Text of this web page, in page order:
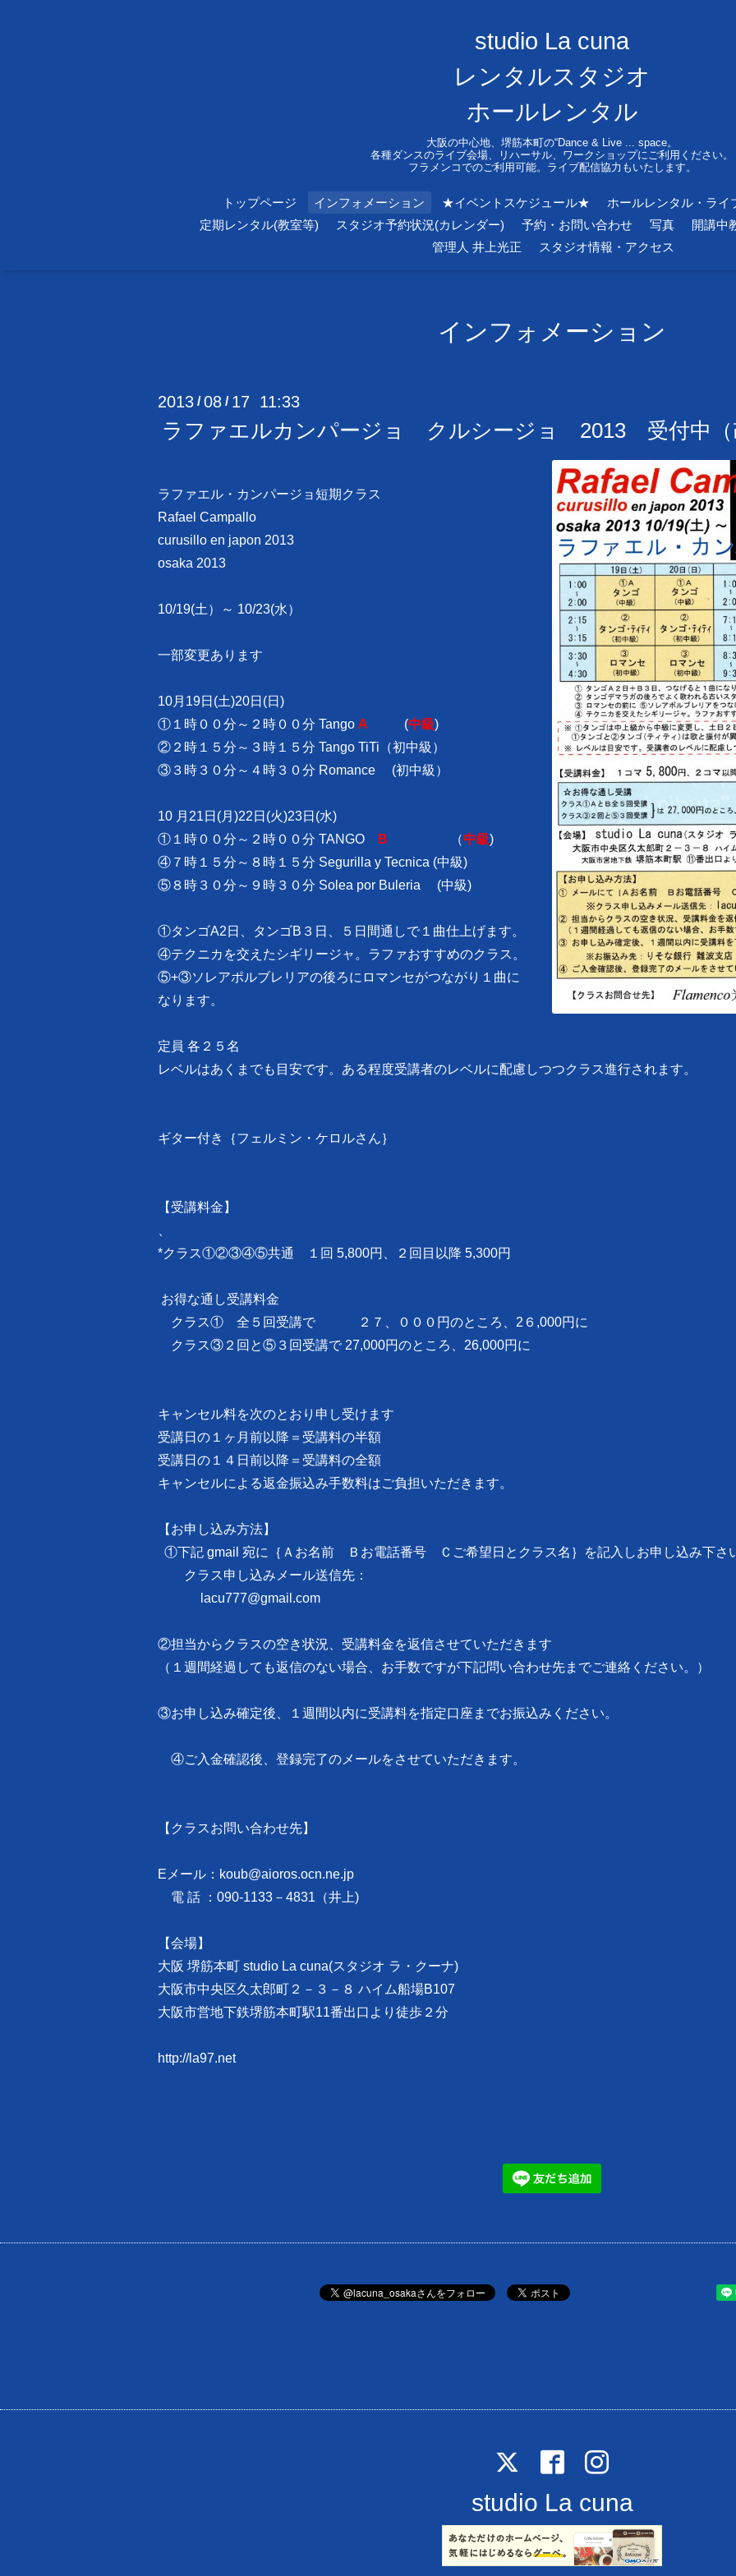
studio La cuna
レンタルスタジオ
ホールレンタル
大阪の中心地、堺筋本町の“Dance & Live ... space。
各種ダンスのライブ会場、リハーサル、ワークショップにご利用ください。
フラメンコでのご利用可能。ライブ配信協力もいたします。
トップページ インフォメーション ★イベントスケジュール★
ホールレンタル・ライ
定期レンタル(教室等)
スタジオ予約状況(カレンダー) 予約・お問い合わせ 写真
開講中
管理人 井上光正
スタジオ情報・アクセス
インフォメーション
2013 /08 / 17 11:33
ラファエルカンパージョ クルシージョ 2013 受付中（
ラファエル・カンパージョ短期クラス
Rafael Campallo
curusillo en japon 2013
osaka 2013
10/19(土）～ 10/23(水）
一部変更あります
10月19日(土)20日(日)
①１時００分～２時００分 Tango A (中級)
②２時１５分～３時１５分 Tango TiTi（初中級）
③３時３０分～４時３０分 Romance (初中級）
10 月21日(月)22日(火)23日(水)
①１時００分～２時００分 TANGO
B （中級)
④７時１５分～８時１５分 Segurilla y Tecnica (中級)
⑤８時３０分～９時３０分 Solea por Buleria (中級)
①タンゴA2日、タンゴB３日、５日間通しで１曲仕上げます。
④テクニカを交えたシギリージャ。ラファおすすめのクラス。
⑤+③ソレアポルブレリアの後ろにロマンセがつながり１曲に
なります。
定員 各２５名
レベルはあくまでも目安です。ある程度受講者のレベルに配慮しつつクラス進行されます。
ギター付き｛フェルミン・ケロルさん｝
【受講料金】
*クラス①②③④⑤共通 １回 5,800円、２回目以降 5,300円
お得な通し受講料金
クラス① 全５回受講で ２７、０００円のところ、2６,000円に
クラス③２回と⑤３回受講で 27,000円のところ、26,000円に
キャンセル料を次のとおり申し受けます
受講日の１ヶ月前以降＝受講料の半額
受講日の１４日前以降＝受講料の全額
キャンセルによる返金振込み手数料はご負担いただきます。
【お申し込み方法】
①下記 gmail 宛に｛Ａお名前 Ｂお電話番号 Ｃご希望日とクラス名｝を記入しお申し込み下さ
クラス申し込みメール送信先：
lacu777@gmail.com
②担当からクラスの空き状況、受講料金を返信させていただきます
（１週間経過しても返信のない場合、お手数ですが下記問い合わせ先までご連絡ください。）
③お申し込み確定後、１週間以内に受講料を指定口座までお振込みください。
④ご入金確認後、登録完了のメールをさせていただきます。
【クラスお問い合わせ先】
Eメール：koub@aioros.ocn.ne.jp
電 話 ：090-1133－4831（井上)
【会場】
大阪 堺筋本町 studio La cuna(スタジオ ラ・クーナ)
大阪市中央区久太郎町２－３－８ ハイム船場B107
大阪市営地下鉄堺筋本町駅11番出口より徒歩２分
http://la97.net
studio La cuna